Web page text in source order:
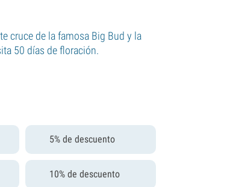
cruce de la famosa Big Bud y la
50 días de floración.
5% de descuento
10% de descuento